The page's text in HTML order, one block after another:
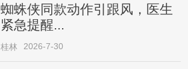
蜘蛛侠同款动作引跟风，医生
紧急提醒...
桂林 2026-7-30